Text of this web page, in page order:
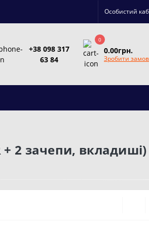
Особистий
+38 098 317
63 84
0
0.00грн.
Зробити
+ 2 зачепи, вкладиші)